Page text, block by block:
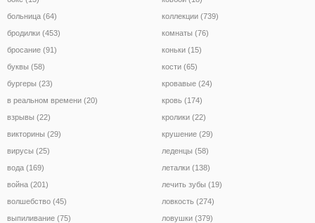
больница (64)
бродилки (453)
бросание (91)
буквы (58)
бургеры (23)
в реальном времени (20)
взрывы (22)
викторины (29)
вирусы (25)
вода (169)
война (201)
волшебство (45)
выпиливание (75)
коллекции (739)
комнаты (76)
коньки (15)
кости (65)
кровавые (24)
кровь (174)
кролики (22)
крушение (29)
леденцы (58)
леталки (138)
лечить зубы (19)
ловкость (274)
ловушки (379)